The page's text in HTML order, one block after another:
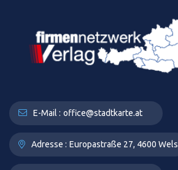
E-Mail : office@stadtkarte.at
Adresse : Europastraße 27, 4600 Wels